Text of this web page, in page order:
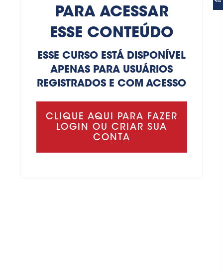
PARA ACESSAR
ESSE CONTEÚDO
ESSE CURSO ESTÁ DISPONÍVEL
APENAS PARA USUÁRIOS
REGISTRADOS E COM ACESSO
CLIQUE AQUI PARA FAZER
LOGIN OU CRIAR SUA
CONTA